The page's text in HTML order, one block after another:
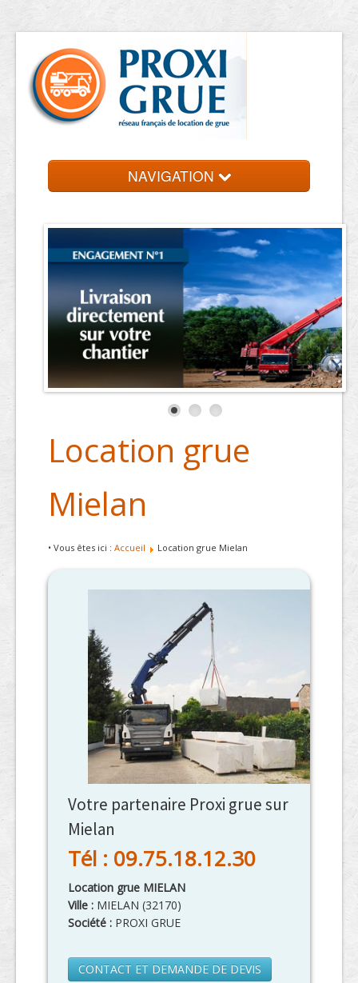
NAVIGATION
Location grue
Mielan
• Vous êtes ici : Accueil Location grue Mielan
Votre partenaire Proxi grue sur
Mielan
Tél : 09.75.18.12.30
Location grue MIELAN
Ville : MIELAN (32170)
Société : PROXI GRUE
CONTACT ET DEMANDE DE DEVIS